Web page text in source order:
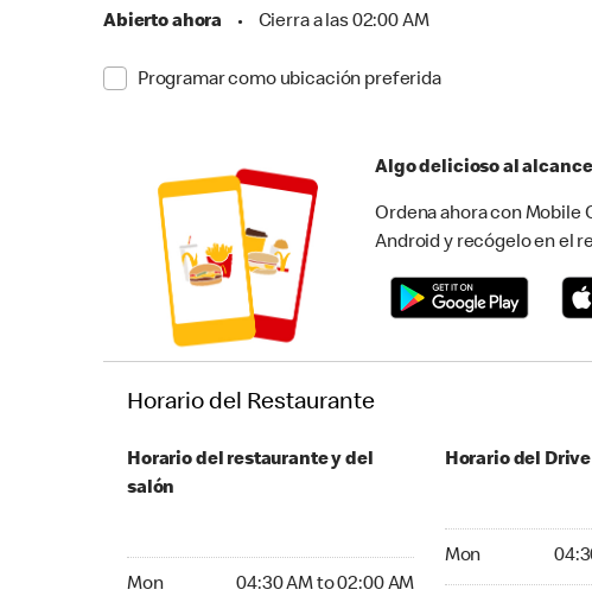
Abierto ahora • Cierra a las 02:00 AM
Programar como ubicación preferida
Algo delicioso al
Ordena ahora con Mobile
Android y recógelo en el
Horario del Restaurante
Horario del restaurante y del
salón
Mon 04:30 AM to 02:00 AM
Horario del
Mon